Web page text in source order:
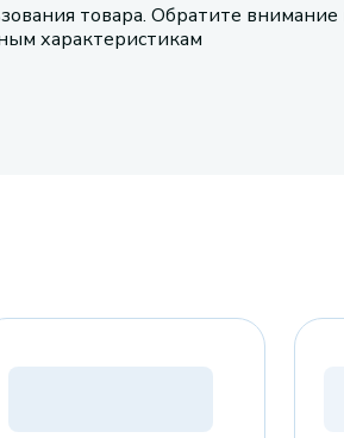
товара. Обратите внимание
характеристикам